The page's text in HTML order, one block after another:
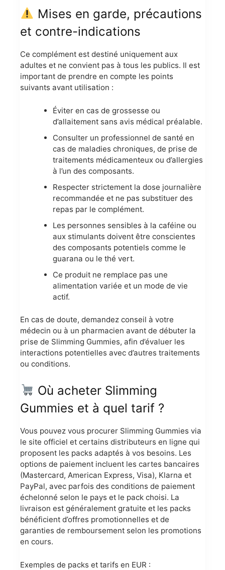
Mises en garde, précautions
et contre-indications
Ce complément est destiné uniquement aux
adultes et ne convient pas à tous les publics. Il est
important de prendre en compte les points
suivants avant utilisation :
Éviter en cas de grossesse ou
d’allaitement sans avis médical préalable.
Consulter un professionnel de santé en
cas de maladies chroniques, de prise de
traitements médicamenteux ou d’allergies
à l’un des composants.
Respecter strictement la dose journalière
recommandée et ne pas substituer des
repas par le complément.
Les personnes sensibles à la caféine ou
aux stimulants doivent être conscientes
des composants potentiels comme le
guarana ou le thé vert.
Ce produit ne remplace pas une
alimentation variée et un mode de vie
actif.
En cas de doute, demandez conseil à votre
médecin ou à un pharmacien avant de débuter la
prise de Slimming Gummies, afin d’évaluer les
interactions potentielles avec d’autres traitements
ou conditions.
Où acheter Slimming
Gummies et à quel tarif ?
Vous pouvez vous procurer Slimming Gummies via
le site officiel et certains distributeurs en ligne qui
proposent les packs adaptés à vos besoins. Les
options de paiement incluent les cartes bancaires
(Mastercard, American Express, Visa), Klarna et
PayPal, avec parfois des conditions de paiement
échelonné selon le pays et le pack choisi. La
livraison est généralement gratuite et les packs
bénéficient d’offres promotionnelles et de
garanties de remboursement selon les promotions
en cours.
Exemples de packs et tarifs en EUR :